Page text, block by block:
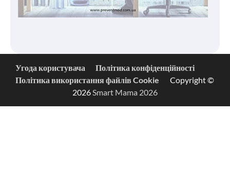
Угода користувача
Політика конфіденційності
Політика використання файлів Cookie
Copyright ©
2026 Smart Mama 2026